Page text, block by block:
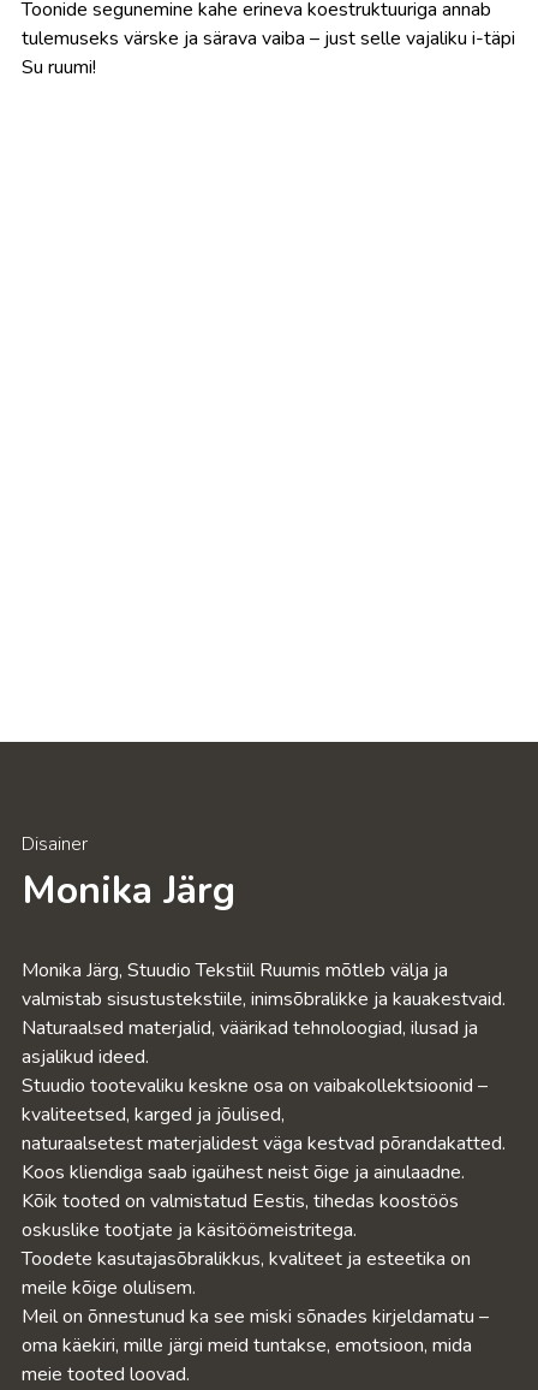
Toonide segunemine kahe erineva koestruktuuriga annab
tulemuseks värske ja särava vaiba – just selle vajaliku i-täpi
Su ruumi!
Disainer
Monika Järg
Monika Järg, Stuudio Tekstiil Ruumis mõtleb välja ja
valmistab sisustustekstiile, inimsõbralikke ja kauakestvaid.
Naturaalsed materjalid, väärikad tehnoloogiad, ilusad ja
asjalikud ideed.
Stuudio tootevaliku keskne osa on vaibakollektsioonid –
kvaliteetsed, karged ja jõulised,
naturaalsetest materjalidest väga kestvad põrandakatted.
Koos kliendiga saab igaühest neist õige ja ainulaadne.
Kõik tooted on valmistatud Eestis, tihedas koostöös
oskuslike tootjate ja käsitöömeistritega.
Toodete kasutajasõbralikkus, kvaliteet ja esteetika on
meile kõige olulisem.
Meil on õnnestunud ka see miski sõnades kirjeldamatu –
oma käekiri, mille järgi meid tuntakse, emotsioon, mida
meie tooted loovad.